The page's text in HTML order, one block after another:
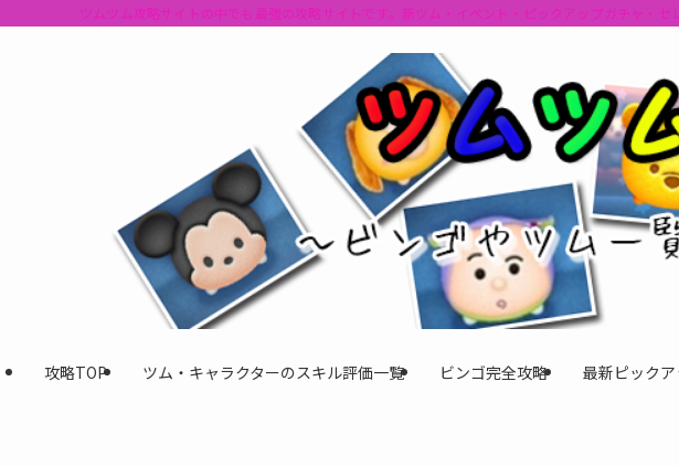
ツムツム攻略サイトの中でも最強の攻略サイトです。新ツム・イベント・ピックアップガチャ・
攻略TOP ツム・キャラクターのスキル評価一覧 ビンゴ完全攻略 最新ピック